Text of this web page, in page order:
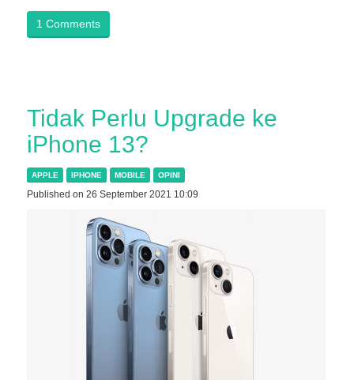
1 Comments
Tidak Perlu Upgrade ke
iPhone 13?
APPLE IPHONE MOBILE OPINI
Published on 26 September 2021 10:09